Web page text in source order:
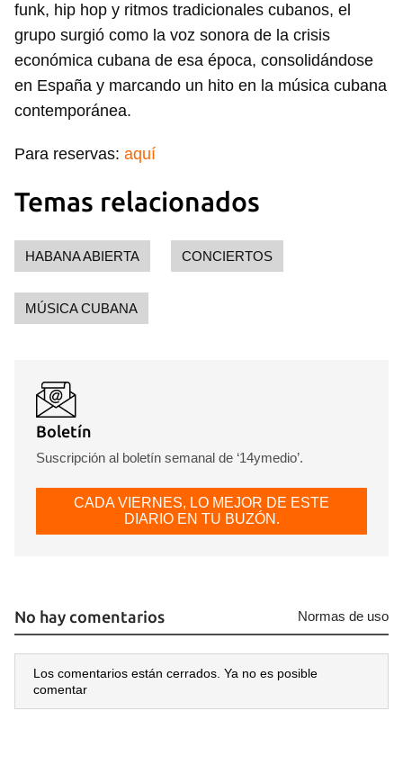
funk, hip hop y ritmos tradicionales cubanos, el
grupo surgió como la voz sonora de la crisis
económica cubana de esa época, consolidándose
en España y marcando un hito en la música cubana
contemporánea.
Para reservas: aquí
Temas relacionados
HABANA ABIERTA CONCIERTOS
MÚSICA CUBANA
Boletín
Suscripción al boletín semanal de ‘14ymedio’.
CADA VIERNES, LO MEJOR DE ESTE
DIARIO EN TU BUZÓN.
No hay comentarios Normas de uso
Los comentarios están cerrados. Ya no es posible
comentar